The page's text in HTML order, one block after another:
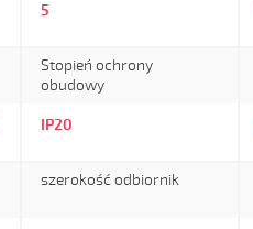
5
Stopień ochrony
obudowy
IP20
szerokość odbiornik